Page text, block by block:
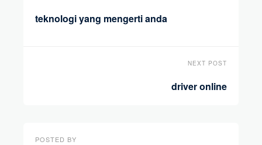
teknologi yang mengerti anda
NEXT POST
driver online
POSTED BY